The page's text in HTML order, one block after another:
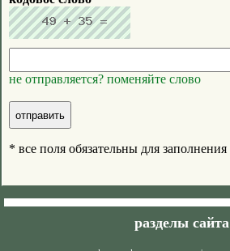
не отправляется? поменяйте слово
* все поля обязательны для заполнения
разделы сайта